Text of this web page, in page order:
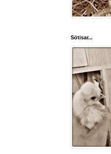
Sötisar...